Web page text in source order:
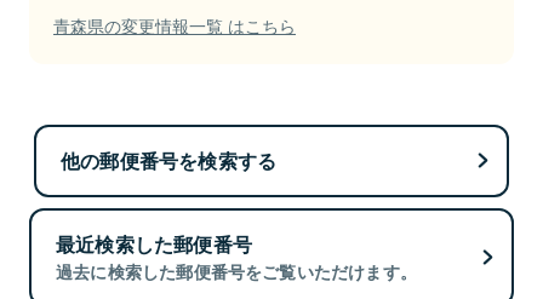
青森県の変更情報一覧 はこちら
他の郵便番号を検索する
最近検索した郵便番号
過去に検索した郵便番号をご覧いただけます。